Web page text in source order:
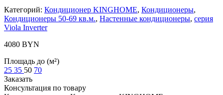
Категорий: Кондиционер KINGHOME, Кондиционеры,
Кондиционеры 50-69 кв.м., Настенные кондиционеры, серия
Viola Inverter
4080 BYN
Площадь до (м²)
25 35 50 70
Заказать
Консультация по товару